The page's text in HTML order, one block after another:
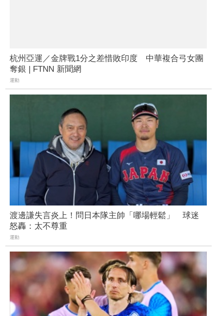
杭州亞運／金牌戰1分之差惜敗印度 中華複合弓女團
奪銀 | FTNN 新聞網
運動
渡邊謙失言炎上！問日本隊主帥「哪場輕鬆」 球迷
怒轟：太不尊重
運動